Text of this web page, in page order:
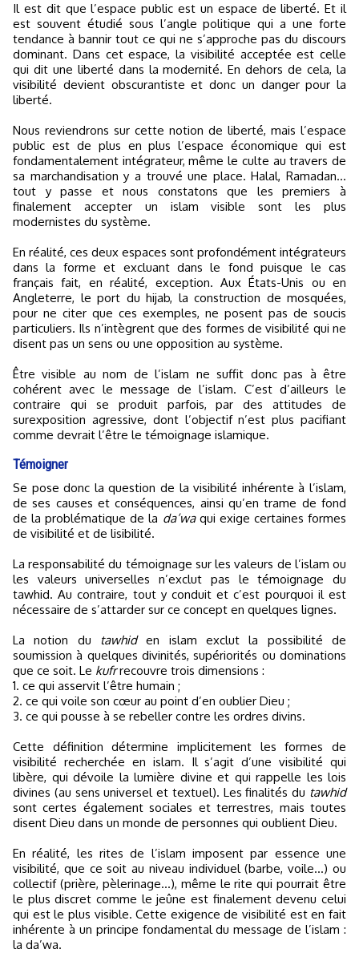
Il est dit que l’espace public est un espace de liberté. Et il
est souvent étudié sous l’angle politique qui a une forte
tendance à bannir tout ce qui ne s’approche pas du discours
dominant. Dans cet espace, la visibilité acceptée est celle
qui dit une liberté dans la modernité. En dehors de cela, la
visibilité devient obscurantiste et donc un danger pour la
liberté.
Nous reviendrons sur cette notion de liberté, mais l’espace
public est de plus en plus l’espace économique qui est
fondamentalement intégrateur, même le culte au travers de
sa marchandisation y a trouvé une place. Halal, Ramadan...
tout y passe et nous constatons que les premiers à
finalement accepter un islam visible sont les plus
modernistes du système.
En réalité, ces deux espaces sont profondément intégrateurs
dans la forme et excluant dans le fond puisque le cas
français fait, en réalité, exception. Aux États-Unis ou en
Angleterre, le port du hijab, la construction de mosquées,
pour ne citer que ces exemples, ne posent pas de soucis
particuliers. Ils n’intègrent que des formes de visibilité qui ne
disent pas un sens ou une opposition au système.
Être visible au nom de l’islam ne suffit donc pas à être
cohérent avec le message de l’islam. C’est d’ailleurs le
contraire qui se produit parfois, par des attitudes de
surexposition agressive, dont l’objectif n’est plus pacifiant
comme devrait l’être le témoignage islamique.
Témoigner
Se pose donc la question de la visibilité inhérente à l’islam,
de ses causes et conséquences, ainsi qu’en trame de fond
de la problématique de la da’waqui exige certaines formes
de visibilité et de lisibilité.
La responsabilité du témoignage sur les valeurs de l’islam ou
les valeurs universelles n’exclut pas le témoignage du
tawhid. Au contraire, tout y conduit et c’est pourquoi il est
nécessaire de s’attarder sur ce concept en quelques lignes.
La notion du tawhiden islam exclut la possibilité de
soumission à quelques divinités, supériorités ou dominations
que ce soit. Le kufrrecouvre trois dimensions :
1. ce qui asservit l’être humain ;
2. ce qui voile son cœur au point d’en oublier Dieu ;
3. ce qui pousse à se rebeller contre les ordres divins.
Cette définition détermine implicitement les formes de
visibilité recherchée en islam. Il s’agit d’une visibilité qui
libère, qui dévoile la lumière divine et qui rappelle les lois
divines (au sens universel et textuel). Les finalités du tawhid
sont certes également sociales et terrestres, mais toutes
disent Dieu dans un monde de personnes qui oublient Dieu.
En réalité, les rites de l’islam imposent par essence une
visibilité, que ce soit au niveau individuel (barbe, voile...) ou
collectif (prière, pèlerinage...), même le rite qui pourrait être
le plus discret comme le jeûne est finalement devenu celui
qui est le plus visible. Cette exigence de visibilité est en fait
inhérente à un principe fondamental du message de l’islam :
la da’wa.